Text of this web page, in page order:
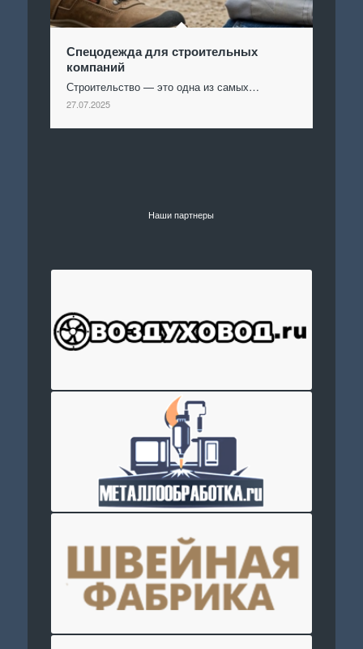
Спецодежда для строительных
компаний
Строительство — это одна из самых…
27.07.2025
Наши партнеры